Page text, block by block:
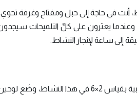
أنت في حاجة إلى حبل ومفتاح وغرفة
وعندما يعثرون على كلِّ التلميحات
شكِّل فريقين يضمان عدداً متساوياً من الأفراد، فقد تحتاج ألواحاً